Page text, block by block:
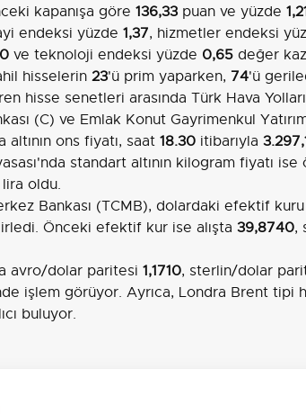
kapanışa göre 136,33 puan ve yüzde
endeksi yüzde 1,37, hizmetler endeksi
ve teknoloji endeksi yüzde 0,65 değer
hisselerin 23'ü prim yaparken, 74'ü
hisse senetleri arasında Türk Hava
(C) ve Emlak Konut Gayrimenkul
altının ons fiyatı, saat 18.30 itibarıyla
standart altının kilogram fiyatı
lira oldu.
Bankası (TCMB), dolardaki efektif kuru
Önceki efektif kur ise alışta 39,8740,
avro/dolar paritesi 1,1710, sterlin/dolar
işlem görüyor. Ayrıca, Londra Brent tipi
buluyor.